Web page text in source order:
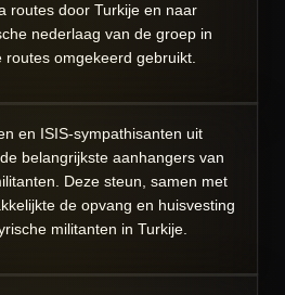
routes door Turkije en naar
nederlaag van de groep in
omgekeerd gebruikt.
en ISIS-sympathisanten uit
belangrijkste aanhangers van
Deze steun, samen met
de opvang en huisvesting
militanten in Turkije.